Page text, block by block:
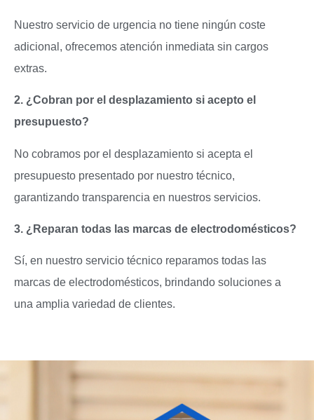
Nuestro servicio de urgencia no tiene ningún coste
adicional, ofrecemos atención inmediata sin cargos
extras.
2. ¿Cobran por el desplazamiento si acepto el
presupuesto?
No cobramos por el desplazamiento si acepta el
presupuesto presentado por nuestro técnico,
garantizando transparencia en nuestros servicios.
3. ¿Reparan todas las marcas de electrodomésticos?
Sí, en nuestro servicio técnico reparamos todas las
marcas de electrodomésticos, brindando soluciones a
una amplia variedad de clientes.